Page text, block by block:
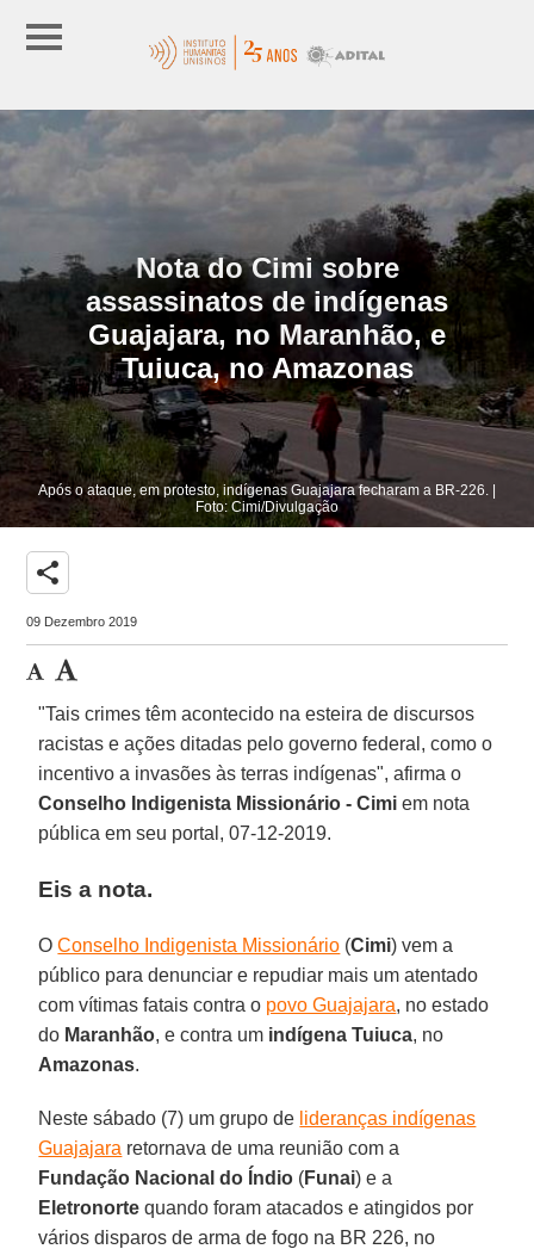
Nota do Cimi sobre
assassinatos de indígenas
Guajajara, no Maranhão, e
Tuiuca, no Amazonas
Após o ataque, em protesto, indígenas Guajajara fecharam a BR-226. |
Foto: Cimi/Divulgação
share
09 Dezembro 2019
"Tais crimes têm acontecido na esteira de discursos
racistas e ações ditadas pelo governo federal, como o
incentivo a invasões às terras indígenas", afirma o
Conselho Indigenista Missionário - Cimi em nota
pública em seu portal, 07-12-2019.
Eis a nota.
OConselho Indigenista Missionário (Cimi) vem a
público para denunciar e repudiar mais um atentado
com vítimas fatais contra o povo Guajajara, no estado
do Maranhão, e contra um indígena Tuiuca, no
Amazonas.
Neste sábado (7) um grupo de lideranças indígenas
Guajajara retornava de uma reunião com a
Fundação Nacional do Índio (Funai) e a
Eletronorte quando foram atacados e atingidos por
vários disparos de arma de fogo na BR 226, no